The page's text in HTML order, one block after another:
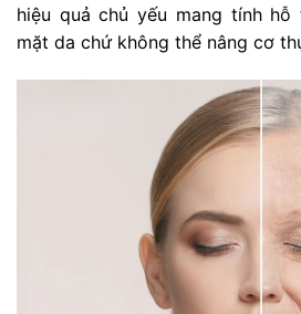
hiệu quả chủ yếu mang tính
mặt da chứ không thể nâng cơ